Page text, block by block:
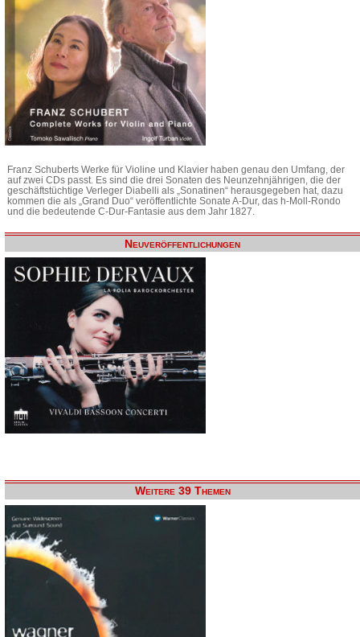
Franz Schuberts Werke für Violine und Klavier haben genau den Umfang, der
auf zwei CDs passt. Es sind die drei Sonaten des Neunzehnjährigen, die der
geschäftstüchtige Verleger Diabelli als „Sonatinen“ herausgegeben hat, dazu
kommen die als „Grand Duo“ veröffentlichte Sonate A-Dur, das h-Moll-Rondo
und die bedeutende C-Dur-Fantasie aus dem Jahr 1827.
Neuveröffentlichungen
Weitere 39 Themen